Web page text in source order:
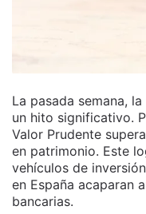
La pasada semana,
un hito significativo.
Valor Prudente
en patrimonio. Este
vehículos de
en España acaparan
bancarias.